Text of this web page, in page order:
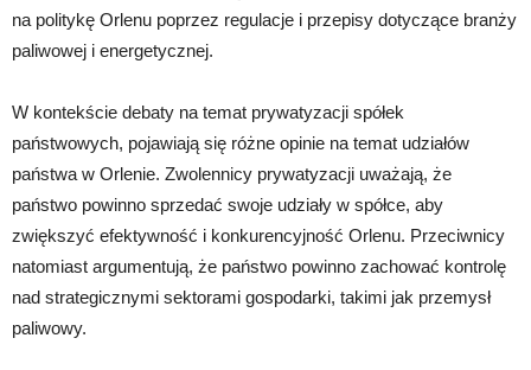
na politykę Orlenu poprzez regulacje i przepisy dotyczące branży
paliwowej i energetycznej.
W kontekście debaty na temat prywatyzacji spółek
państwowych, pojawiają się różne opinie na temat udziałów
państwa w Orlenie. Zwolennicy prywatyzacji uważają, że
państwo powinno sprzedać swoje udziały w spółce, aby
zwiększyć efektywność i konkurencyjność Orlenu. Przeciwnicy
natomiast argumentują, że państwo powinno zachować kontrolę
nad strategicznymi sektorami gospodarki, takimi jak przemysł
paliwowy.